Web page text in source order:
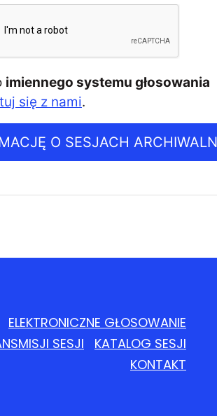
imiennego systemu głosowania
się z nami.
O SESJACH
ELEKTRONICZNE GŁOSOWANIE
SESJI
KATALOG SESJI
KONTAKT